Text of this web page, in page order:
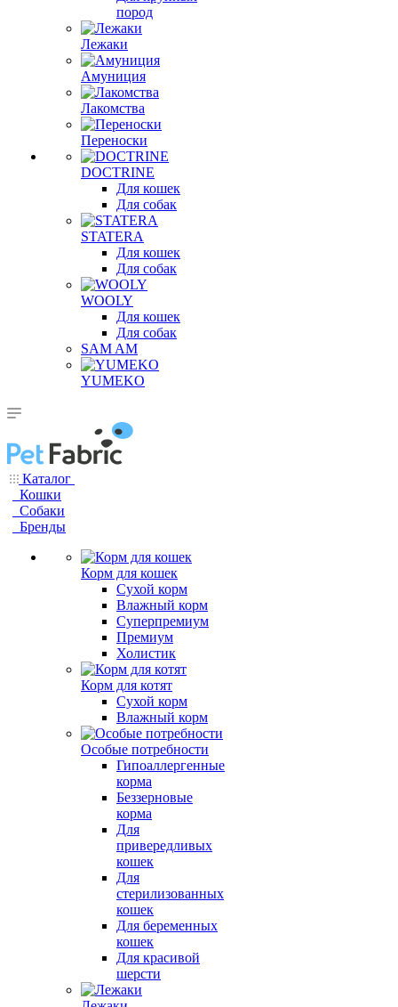
пород
Лежаки
Амуниция
Лакомства
Переноски
DOCTRINE
Для кошек
Для собак
STATERA
Для кошек
Для собак
WOOLY
Для кошек
Для собак
SAM AM
YUMEKO
Каталог
Кошки
Собаки
Бренды
Корм для кошек
Сухой корм
Влажный корм
Суперпремиум
Премиум
Холистик
Корм для котят
Сухой корм
Влажный корм
Особые потребности
Гипоаллергенные
корма
Беззерновые
корма
Для
привередливых
кошек
Для
стерилизованных
кошек
Для беременных
кошек
Для красивой
шерсти